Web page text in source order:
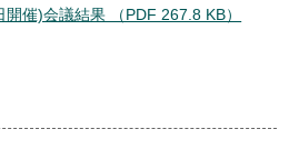
催)会議結果 （PDF 267.8 KB）